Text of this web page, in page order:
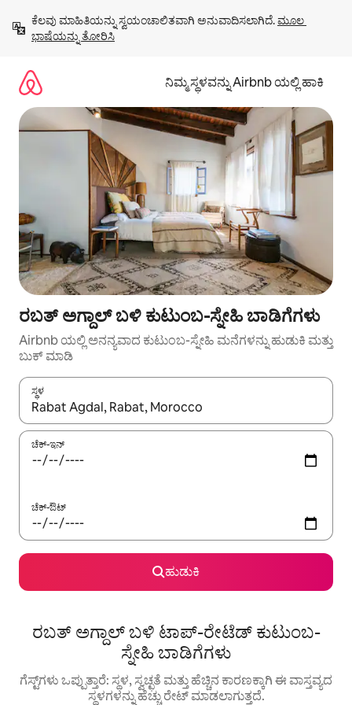
ಹೋಗಿ
ಕೆಲವು ಮಾಹಿತಿಯನ್ನು ಸ್ವಯಂಚಾಲಿತವಾಗಿ ಅನುವಾದಿಸಲಾಗಿದೆ. ಮೂಲ
ಭಾಷೆಯನ್ನು ತೋರಿಸಿ
ನಿಮ್ಮ ಸ್ಥಳವನ್ನು Airbnb ಯಲ್ಲಿ ಹಾಕಿ
ರಬತ್ ಅಗ್ದಾಲ್ ಬಳಿ ಕುಟುಂಬ-ಸ್ನೇಹಿ ಬಾಡಿಗೆಗಳು
Airbnb ಯಲ್ಲಿ ಅನನ್ಯವಾದ ಕುಟುಂಬ-ಸ್ನೇಹಿ ಮನೆಗಳನ್ನು ಹುಡುಕಿ ಮತ್ತು
ಬುಕ್ ಮಾಡಿ
ಸ್ಥಳ
ಫಲಿತಾಂಶಗಳು ಲಭ್ಯವಿರುವಾಗ, ಅಪ್ ಮತ್ತು ಡೌನ್ ಬಾಣದ ಕೀಲಿಗಳೊಂದಿಗೆ
ಚೆಕ್-ಇನ್
ಚೆಕ್-ಔಟ್
ಹುಡುಕಿ
ರಬತ್ ಅಗ್ದಾಲ್ ಬಳಿ ಟಾಪ್-ರೇಟೆಡ್ ಕುಟುಂಬ-
ಸ್ನೇಹಿ ಬಾಡಿಗೆಗಳು
ಗೆಸ್ಟ್‌ಗಳು ಒಪ್ಪುತ್ತಾರೆ: ಸ್ಥಳ, ಸ್ವಚ್ಛತೆ ಮತ್ತು ಹೆಚ್ಚಿನ ಕಾರಣಕ್ಕಾಗಿ ಈ ವಾಸ್ತವ್ಯದ
ಸ್ಥಳಗಳನ್ನು ಹೆಚ್ಚು ರೇಟ್ ಮಾಡಲಾಗುತ್ತದೆ.